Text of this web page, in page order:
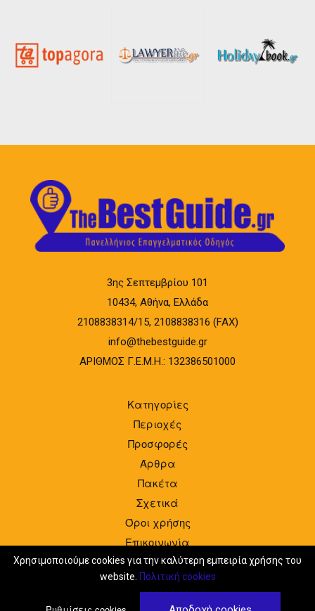
3ης Σεπτεμβρίου 101
10434, Αθήνα, Ελλάδα
2108838314/15, 2108838316 (FAX)
info@thebestguide.gr
ΑΡΙΘΜΟΣ Γ.Ε.Μ.Η.: 132386501000
Κατηγορίες
Περιοχές
Προσφορές
Άρθρα
Πακέτα
Σχετικά
Όροι χρήσης
Επικοινωνία
Είσοδος
Χρησιμοποιούμε cookies για την καλύτερη εμπειρία χρήσης του
website. Πολιτική cookies